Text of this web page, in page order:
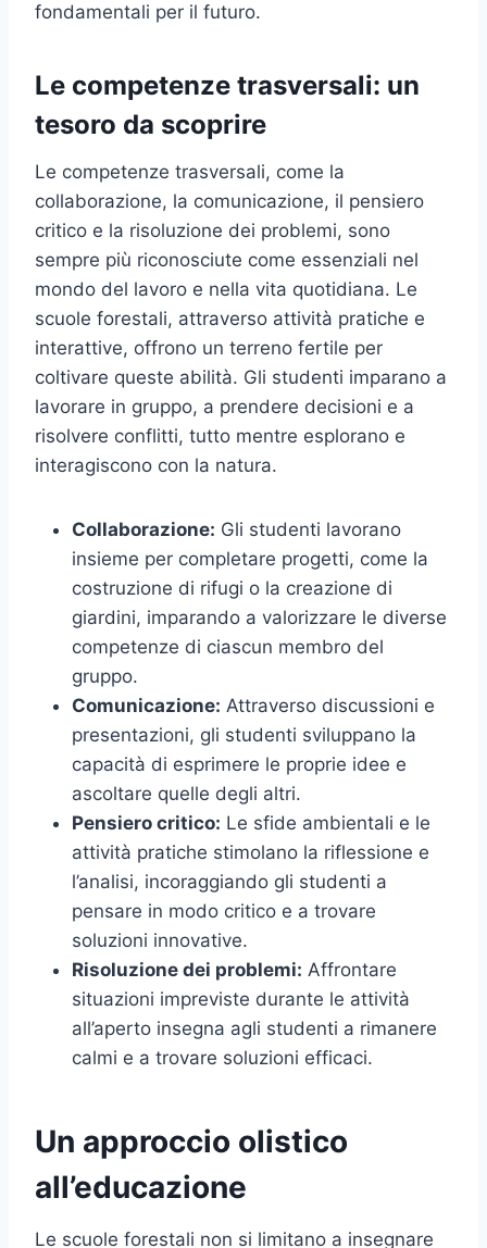
fondamentali per il futuro.
Le competenze trasversali: un
tesoro da scoprire
Le competenze trasversali, come la
collaborazione, la comunicazione, il pensiero
critico e la risoluzione dei problemi, sono
sempre più riconosciute come essenziali nel
mondo del lavoro e nella vita quotidiana. Le
scuole forestali, attraverso attività pratiche e
interattive, offrono un terreno fertile per
coltivare queste abilità. Gli studenti imparano a
lavorare in gruppo, a prendere decisioni e a
risolvere conflitti, tutto mentre esplorano e
interagiscono con la natura.
Collaborazione: Gli studenti lavorano
insieme per completare progetti, come la
costruzione di rifugi o la creazione di
giardini, imparando a valorizzare le diverse
competenze di ciascun membro del
gruppo.
Comunicazione: Attraverso discussioni e
presentazioni, gli studenti sviluppano la
capacità di esprimere le proprie idee e
ascoltare quelle degli altri.
Pensiero critico: Le sfide ambientali e le
attività pratiche stimolano la riflessione e
l’analisi, incoraggiando gli studenti a
pensare in modo critico e a trovare
soluzioni innovative.
Risoluzione dei problemi: Affrontare
situazioni impreviste durante le attività
all’aperto insegna agli studenti a rimanere
calmi e a trovare soluzioni efficaci.
Un approccio olistico
all’educazione
Le scuole forestali non si limitano a insegnare